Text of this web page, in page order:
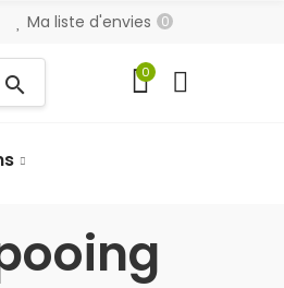
Ma liste d'envies 0
search 0